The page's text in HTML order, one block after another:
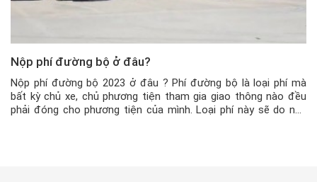
Nộp phí đường bộ ở đâu?
Nộp phí đường bộ 2023 ở đâu ? Phí đường bộ là loại phí mà
bất kỳ chủ xe, chủ phương tiện tham gia giao thông nào đều
phải đóng cho phương tiện của mình. Loại phí này sẽ do nhà